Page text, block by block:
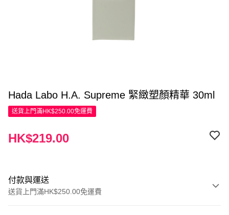
Hada Labo H.A. Supreme 緊緻塑顏精華 30ml
送貨上門滿HK$250.00免運費
HK$219.00
付款與運送
送貨上門滿HK$250.00免運費